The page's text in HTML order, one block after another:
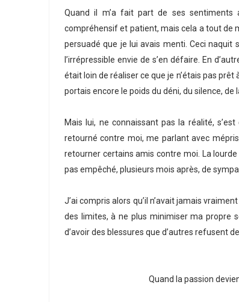
Quand il m’a fait part de ses sentiments
compréhensif et patient, mais cela a tout de
persuadé que je lui avais menti. Ceci naquit
l’irrépressible envie de s’en défaire. En
était loin de réaliser ce que je n’étais pas
portais encore le poids du déni, du silence, de
Mais lui, ne connaissant pas la réalité,
retourné contre moi, me parlant avec
retourner certains amis contre moi. La
pas empêché, plusieurs mois après, de
J’ai compris alors qu’il n’avait jamais
des limites, à ne plus minimiser ma propre
d’avoir des blessures que d’autres refusent
Quand la passion